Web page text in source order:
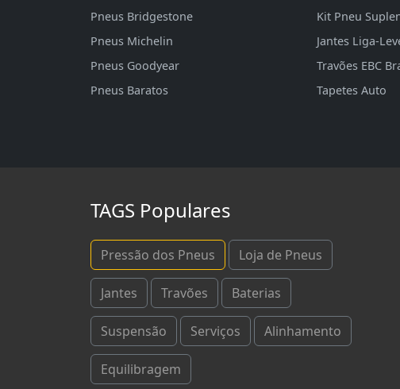
Pneus Bridgestone
Pneus Michelin
Pneus Goodyear
Pneus Baratos
Kit Pneu
Jantes Liga-
Travões EBC
Tapetes Auto
TAGS Populares
Pressão dos Pneus Loja de Pneus
Jantes Travões Baterias
Suspensão Serviços Alinhamento
Equilibragem